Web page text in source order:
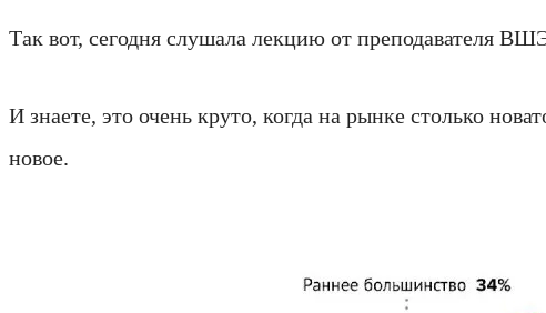
Так вот, сегодня слушала лекцию от преподавателя
И знаете, это очень круто, когда на рынке столько
новое.